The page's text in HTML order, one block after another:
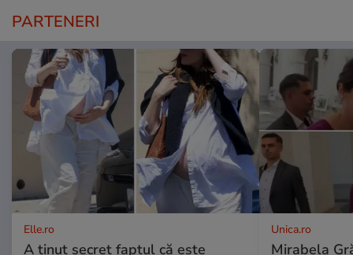
PARTENERI
Elle.ro
A ținut secret faptul că este
Unica.ro
Mirabela